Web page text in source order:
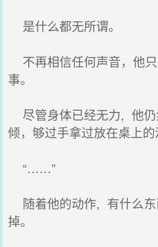
是什么都无所谓。
不再相信任何声音，他
事。
尽管身体已经无力, 他
倾，够过手拿过放在桌上的
“……”
随着他的动作, 有什么东
掉。